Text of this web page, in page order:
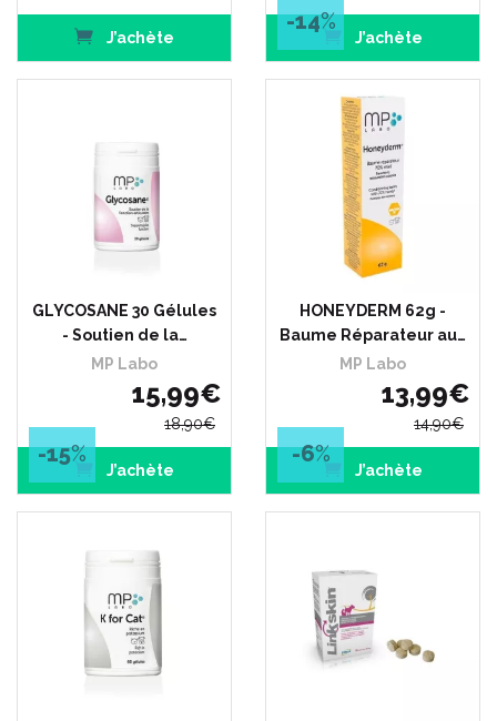
J’achète
-14%
J’achète
GLYCOSANE 30 Gélules
- Soutien de la…
MP Labo
15,99€
18,90€
-15%
J’achète
HONEYDERM 62g -
Baume Réparateur au…
MP Labo
13,99€
14,90€
-6%
J’achète